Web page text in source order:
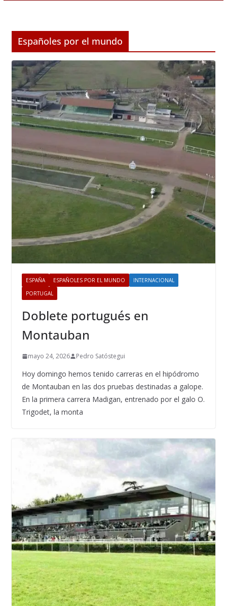
Españoles por el mundo
ESPAÑA ESPAÑOLES POR EL MUNDO
INTERNACIONAL
PORTUGAL
Doblete portugués en
Montauban
mayo 24, 2026 Pedro Satóstegui
Hoy domingo hemos tenido carreras en el hipódromo
de Montauban en las dos pruebas destinadas a galope.
En la primera carrera Madigan, entrenado por el galo O.
Trigodet, la monta